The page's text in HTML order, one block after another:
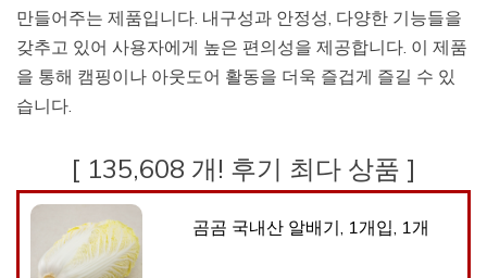
만들어주는 제품입니다. 내구성과 안정성, 다양한 기능들을
갖추고 있어 사용자에게 높은 편의성을 제공합니다. 이 제품
을 통해 캠핑이나 아웃도어 활동을 더욱 즐겁게 즐길 수 있
습니다.
[ 135,608 개! 후기 최다 상품 ]
곰곰 국내산 알배기, 1개입, 1개